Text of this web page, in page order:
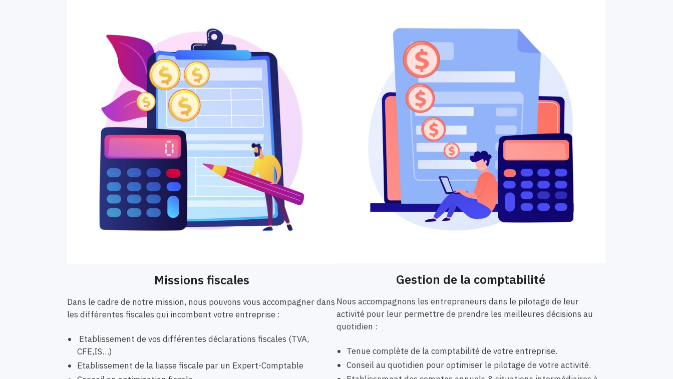
Missions fiscales
Dans le cadre de notre mission, nous pouvons vous accompagner dans
les différentes fiscales qui incombent votre entreprise :
Etablissement de vos différentes déclarations fiscales (TVA,
CFE,IS…)
Etablissement de la liasse fiscale par un Expert-Comptable
Gestion de la comptabilité
Nous accompagnons les entrepreneurs dans le pilotage de leur
activité pour leur permettre de prendre les meilleures décisions au
quotidien :
Tenue complète de la comptabilité de votre entreprise.
Conseil au quotidien pour optimiser le pilotage de votre activité.